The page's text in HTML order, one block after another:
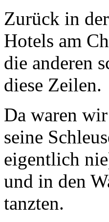
Zurück in
Hotels am
die anderen
diese Zeilen.
Da waren
seine
eigentlich
und in den
tanzten.